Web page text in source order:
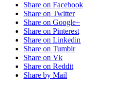
Share on Facebook
Share on Twitter
Share on Google+
Share on Pinterest
Share on Linkedin
Share on Tumblr
Share on Vk
Share on Reddit
Share by Mail